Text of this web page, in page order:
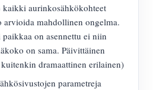
aurinkosähkökohteet
arvioida mahdollinen ongelma.
on asennettu ei niin
on sama. Päivittäinen
dramaattinen erilainen)
parametreja